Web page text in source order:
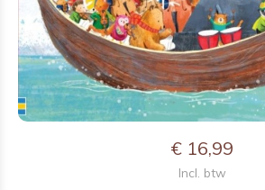
€ 16,99
Incl. btw